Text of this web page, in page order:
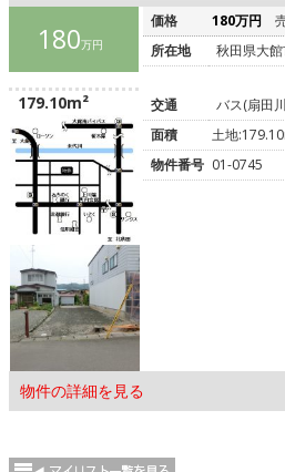
180万円
179.10m²
物件の詳細を見る
価格 180万円
所在地
秋田県大
交通
バス(扇田
面積
土地
物件番号 01-0745